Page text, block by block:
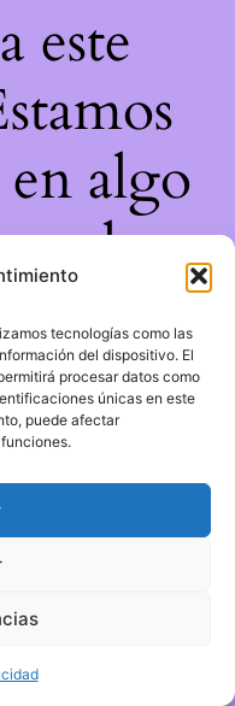
tecnologías como las
del dispositivo. El
procesar datos como
únicas en este
puede afectar
este
algo